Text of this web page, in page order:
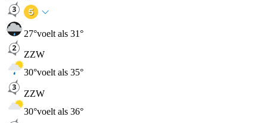
27°voelt als 31°
ZZW
30°voelt als 35°
ZZW
30°voelt als 36°